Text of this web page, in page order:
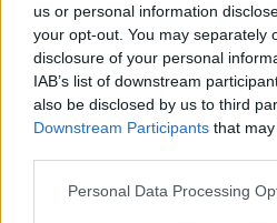
us or personal information
your opt-out. You may separately
disclosure of your personal
IAB’s list of downstream
also be disclosed by us to third
Downstream Participants that
Please note that this website/app
Personal Data Processing
mausone46
In risposta al messaggio diIZ4DJIdel